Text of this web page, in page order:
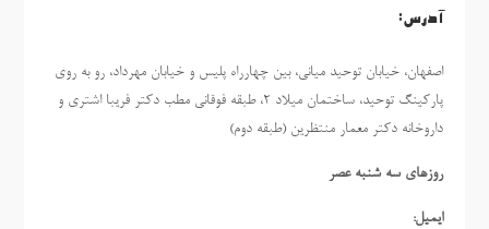
آدرس:
اصفهان، خیابان توحید میانی، بین چهارراه پلیس و خیابان مهرداد، رو به روی
پارکینگ توحید، ساختمان میلاد ٢، طبقه فوقانی مطب دکتر فریبا اشتری و
داروخانه دکتر معمار منتظرین (طبقه دوم)
روزهاي سه شنبه عصر
ایمیل: